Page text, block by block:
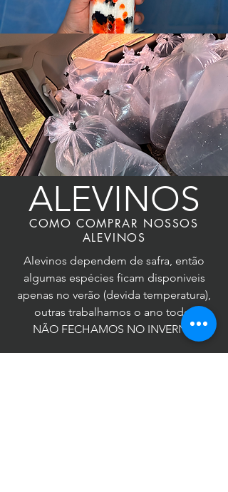
ALEVINOS
COMO COMPRAR NOSSOS
ALEVINOS
Alevinos dependem de safra, então
algumas espécies ficam disponiveis
apenas no verão (devida temperatura),
outras trabalhamos o ano todo.
NÃO FECHAMOS NO INVERNO